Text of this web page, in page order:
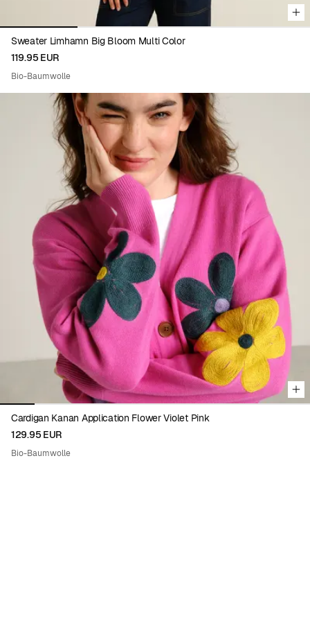
Sweater Limhamn Big Bloom Multi Color
119.95 EUR
Bio-Baumwolle
Viewing image 1 of 9
Cardigan Kanan Application Flower Violet Pink
129.95 EUR
Bio-Baumwolle